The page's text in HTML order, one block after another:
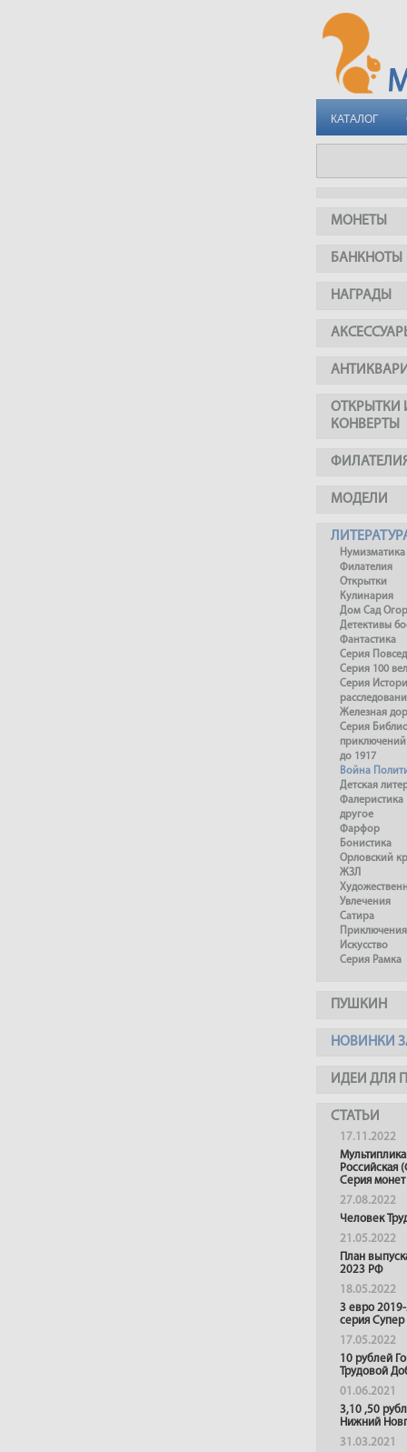
КАТАЛОГ
МОНЕТЫ
БАНКНОТЫ
НАГРАДЫ
ОТКРЫТКИ
КОНВЕРТЫ
МОДЕЛИ
Нумизматика
Филателия
Открытки
Кулинария
Дом Сад
Детективы
Фантастика
Серия
Серия 100
Серия
Железная
Серия
приключений
до 1917
Война
Детская
Фалеристика
другое
Фарфор
Бонистика
Орловский
ЖЗЛ
Увлечения
Сатира
Приключения
Искусство
Серия Рамка
ПУШКИН
НОВИНКИ
ИДЕИ ДЛЯ
СТАТЬИ
17.11.2022
Российская
Серия монет
27.08.2022
Человек
21.05.2022
План
2023 РФ
18.05.2022
3 евро
серия
17.05.2022
10 рублей
Трудовой
01.06.2021
3,10 ,50
Нижний
31.03.2021